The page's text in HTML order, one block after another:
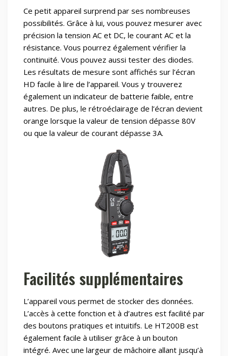
Ce petit appareil surprend par ses nombreuses
possibilités. Grâce à lui, vous pouvez mesurer avec
précision la tension AC et DC, le courant AC et la
résistance. Vous pourrez également vérifier la
continuité. Vous pouvez aussi tester des diodes.
Les résultats de mesure sont affichés sur l’écran
HD facile à lire de l’appareil. Vous y trouverez
également un indicateur de batterie faible, entre
autres. De plus, le rétroéclairage de l’écran devient
orange lorsque la valeur de tension dépasse 80V
ou que la valeur de courant dépasse 3A.
Facilités supplémentaires
L’appareil vous permet de stocker des données.
L’accès à cette fonction et à d’autres est facilité par
des boutons pratiques et intuitifs. Le HT200B est
également facile à utiliser grâce à un bouton
intégré. Avec une largeur de mâchoire allant jusqu’à